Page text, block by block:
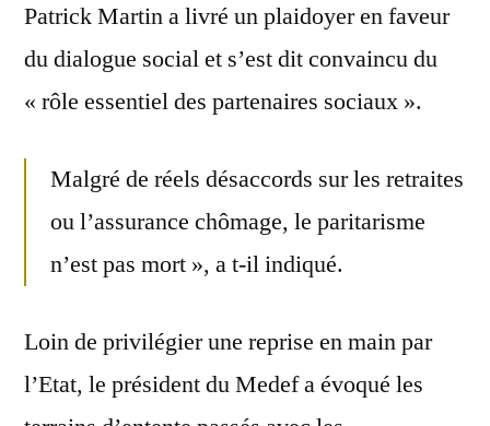
Patrick Martin a livré un plaidoyer en faveur
du dialogue social et s’est dit convaincu du
« rôle essentiel des partenaires sociaux ».
Malgré de réels désaccords sur les retraites
ou l’assurance chômage, le paritarisme
n’est pas mort », a t-il indiqué.
Loin de privilégier une reprise en main par
l’Etat, le président du Medef a évoqué les